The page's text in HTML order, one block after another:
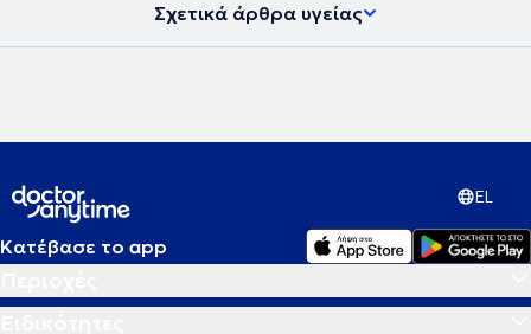
Σχετικά άρθρα υγείας
EL
Κατέβασε το app